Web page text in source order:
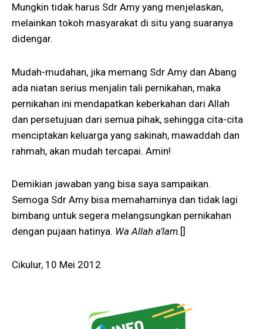
Mungkin tidak harus Sdr Amy yang menjelaskan,
melainkan tokoh masyarakat di situ yang suaranya
didengar.
Mudah-mudahan, jika memang Sdr Amy dan Abang
ada niatan serius menjalin tali pernikahan, maka
pernikahan ini mendapatkan keberkahan dari Allah
dan persetujuan dari semua pihak, sehingga cita-cita
menciptakan keluarga yang sakinah, mawaddah dan
rahmah, akan mudah tercapai. Amin!
Demikian jawaban yang bisa saya sampaikan.
Semoga Sdr Amy bisa memahaminya dan tidak lagi
bimbang untuk segera melangsungkan pernikahan
dengan pujaan hatinya. Wa Allah a’lam.[]
Cikulur, 10 Mei 2012